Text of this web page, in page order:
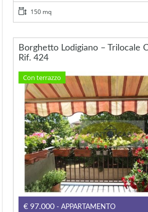
150 mq
Borghetto Lodigiano – Trilocale
Rif. 424
Con terrazzo
€97.000 - APPARTAMENTO